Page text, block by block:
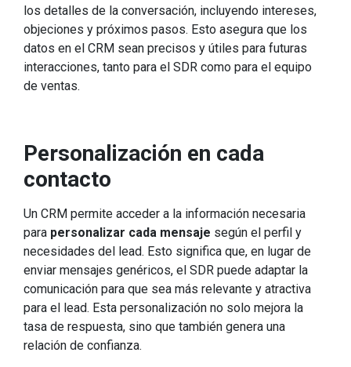
los detalles de la conversación, incluyendo intereses,
objeciones y próximos pasos. Esto asegura que los
datos en el CRM sean precisos y útiles para futuras
interacciones, tanto para el SDR como para el equipo
de ventas.
Personalización en cada
contacto
Un CRM permite acceder a la información necesaria
para personalizar cada mensaje según el perfil y
necesidades del lead. Esto significa que, en lugar de
enviar mensajes genéricos, el SDR puede adaptar la
comunicación para que sea más relevante y atractiva
para el lead. Esta personalización no solo mejora la
tasa de respuesta, sino que también genera una
relación de confianza.